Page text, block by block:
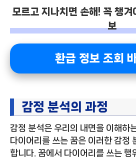
모르고 지나치면 손해! 꼭 챙
보
환급 정보 조회
감정 분석의 과정
감정 분석은 우리의 내면을 이해하
다이어리를 쓰는 꿈은 이러한 감정
합니다. 꿈에서 다이어리를 쓰는 행